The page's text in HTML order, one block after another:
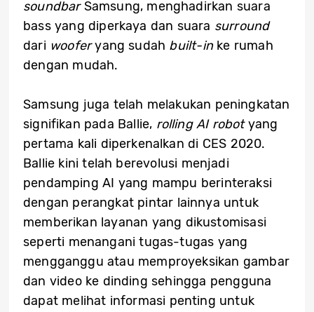
soundbarSamsung, menghadirkan suara
bass yang diperkaya dan suara surround
dari wooferyang sudah built-inke rumah
dengan mudah.
Samsung juga telah melakukan peningkatan
signifikan pada Ballie, rolling AI robotyang
pertama kali diperkenalkan di CES 2020.
Ballie kini telah berevolusi menjadi
pendamping AI yang mampu berinteraksi
dengan perangkat pintar lainnya untuk
memberikan layanan yang dikustomisasi
seperti menangani tugas-tugas yang
mengganggu atau memproyeksikan gambar
dan video ke dinding sehingga pengguna
dapat melihat informasi penting untuk